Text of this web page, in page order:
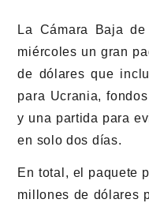
La Cámara Baja
miércoles un gran
de dólares que
para Ucrania,
y una partida para
en solo dos días.
En total, el paquete
millones de dólares